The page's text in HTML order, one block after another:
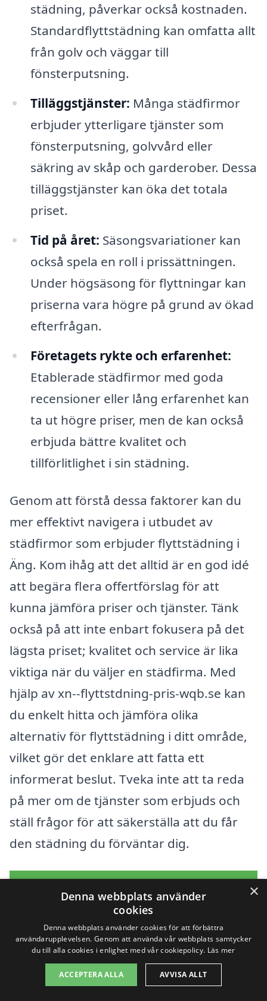
städning, påverkar också kostnaden.
Standardflyttstädning kan omfatta allt
från golv och väggar till
fönsterputsning.
Tilläggstjänster: Många städfirmor
erbjuder ytterligare tjänster som
fönsterputsning, golvvård eller
säkring av skåp och garderober. Dessa
tilläggstjänster kan öka det totala
priset.
Tid på året: Säsongsvariationer kan
också spela en roll i prissättningen.
Under högsäsong för flyttningar kan
priserna vara högre på grund av ökad
efterfrågan.
Företagets rykte och erfarenhet:
Etablerade städfirmor med goda
recensioner eller lång erfarenhet kan
ta ut högre priser, men de kan också
erbjuda bättre kvalitet och
tillförlitlighet i sin städning.
Genom att förstå dessa faktorer kan du
mer effektivt navigera i utbudet av
städfirmor som erbjuder flyttstädning i
Äng. Kom ihåg att det alltid är en god idé
att begära flera offertförslag för att
kunna jämföra priser och tjänster. Tänk
också på att inte enbart fokusera på det
lägsta priset; kvalitet och service är lika
viktiga när du väljer en städfirma. Med
hjälp av xn--flyttstdning-pris-wqb.se kan
du enkelt hitta och jämföra olika
alternativ för flyttstädning i ditt område,
vilket gör det enklare att fatta ett
informerat beslut. Tveka inte att ta reda
på mer om de tjänster som erbjuds och
ställ frågor för att säkerställa att du får
den städning du förväntar dig.
Sök efter en
×
Denna webbplats använder
cookies
Denna webbplats använder cookies för att förbättra
användarupplevelsen. Genom att använda vår webbplats samtycker
du till alla cookies i enlighet med vår cookiepolicy. Läs mer
ACCEPTERA ALLA AVVISA ALLT